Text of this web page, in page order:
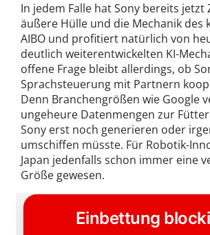
In jedem Falle hat Sony bereits jetzt
äußere Hülle und die Mechanik des
AIBO und profitiert natürlich von
deutlich weiterentwickelten KI-
offene Frage bleibt allerdings, ob
Sprachsteuerung mit Partnern
Denn Branchengrößen wie Google
ungeheure Datenmengen zur
Sony erst noch generieren oder
umschiffen müsste. Für Robotik-
Japan jedenfalls schon immer eine
Größe gewesen.